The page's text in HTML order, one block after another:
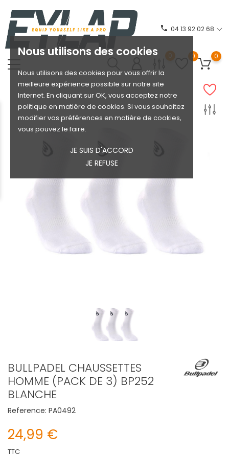
Nous utilisons des cookies
Nous utilisons des cookies pour vous offrir la
meilleure expérience possible sur notre site
Internet. En cliquant sur OK, vous acceptez notre
politique en matière de cookies. Si vous souhaitez
modifier vos préférences en matière de cookies,
vous pouvez le faire.
JE SUIS D'ACCORD
JE REFUSE
phone 04 13 92 02 68
0 0 0
BULLPADEL CHAUSSETTES
HOMME (PACK DE 3) BP252
BLANCHE
Reference: PA0492
24,99 €
TTC